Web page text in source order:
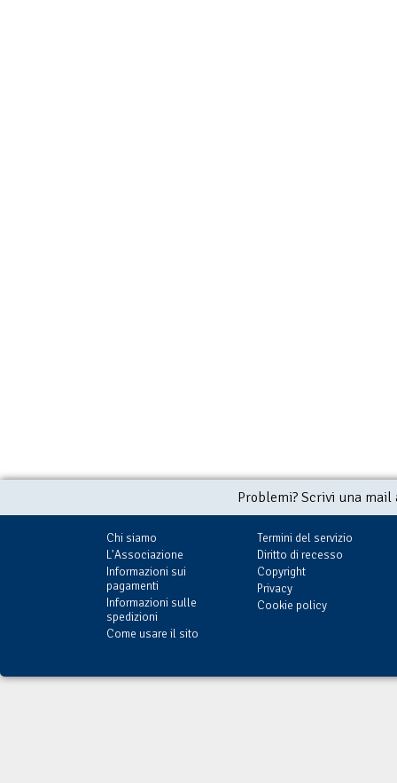
Problemi? Scrivi una
Chi siamo
L'Associazione
Informazioni sui
pagamenti
Informazioni sulle
spedizioni
Come usare il sito
Termini del servizio
Diritto di recesso
Copyright
Privacy
Cookie policy